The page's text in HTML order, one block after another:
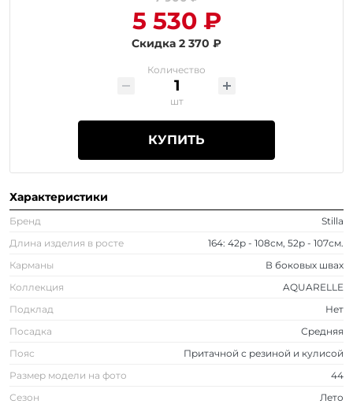
5 530 ₽
Скидка 2 370 ₽
Количество
шт
КУПИТЬ
Характеристики
Бренд
Stilla
Длина изделия в росте
164: 42р - 108см, 52р - 107см.
Карманы
В боковых швах
Коллекция
AQUARELLE
Подклад
Нет
Посадка
Средняя
Пояс
Притачной с резиной и кулисой
Размер модели на фото
44
Сезон
Лето